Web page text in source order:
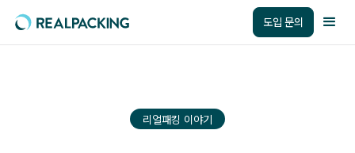
도입 문의
리얼패킹 이야기